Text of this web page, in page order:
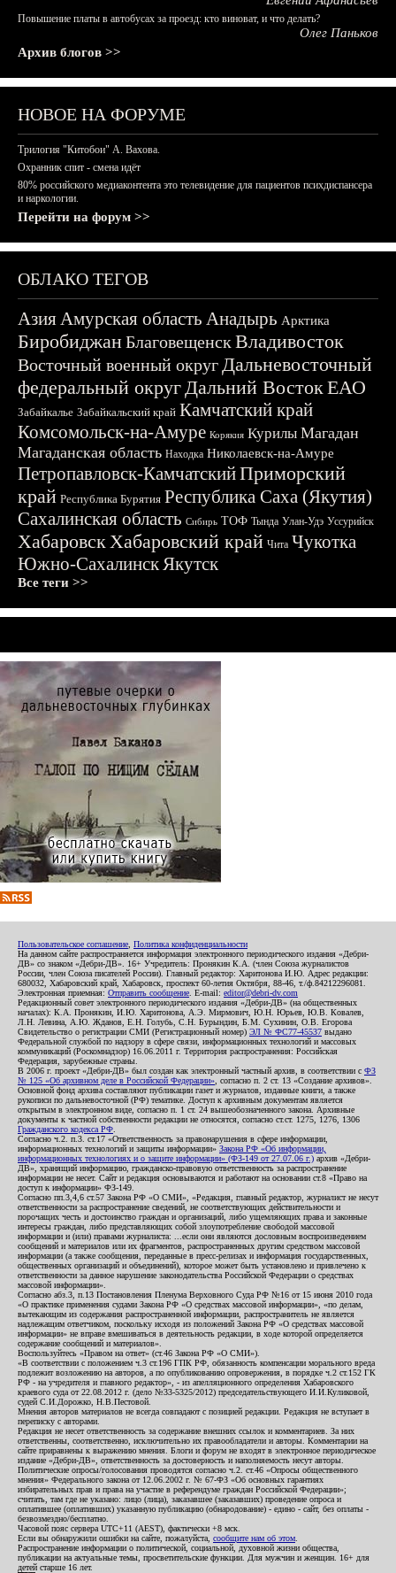
Повышение платы в автобусах за проезд: кто виноват, и что делать?
Олег Паньков
Архив блогов >>
НОВОЕ НА ФОРУМЕ
Трилогия "Китобои" А. Вахова.
Охранник спит - смена идёт
80% российского медиаконтента это телевидение для пациентов психдиспансера
и наркологии.
Перейти на форум >>
ОБЛАКО ТЕГОВ
АзияАмурская область Анадырь Арктика
БиробиджанБлаговещенскВладивосток
Восточный военный округДальневосточный
федеральный округДальний ВостокЕАО
Забайкалье Забайкальский край Камчатский край
Комсомольск-на-Амуре Корякия Курилы Магадан
Магаданская область Находка Николаевск-на-Амуре
Петропавловск-КамчатскийПриморский
край Республика Бурятия Республика Саха (Якутия)
Сахалинская область Сибирь ТОФ Тында Улан-Удэ Уссурийск
ХабаровскХабаровский край Чита Чукотка
Южно-СахалинскЯкутск
Все теги >>
Пользовательское соглашение Политика конфиденциальности
На данном сайте распространяется информация электронного периодического издания «Дебри-
ДВ» со знаком «Дебри-ДВ». 16+ Учредитель: Пронякин К.А. (член Союза журналистов
России, член Союза писателей России). Главный редактор: Харитонова И.Ю. Адрес редакции:
680032, Хабаровский край, Хабаровск, проспект 60-летия Октября, 88-46, т./ф.84212296081.
Электронная приемная: Отправить сообщение . E-mail: editor@debri-dv.com
Редакционный совет электронного периодического издания «Дебри-ДВ» (на общественных
началах): К.А. Пронякин, И.Ю. Харитонова, А.Э. Мирмович, Ю.Н. Юрьев, Ю.В. Ковалев,
Л.Н. Левина, А.Ю. Жданов, Е.Н. Голубь, С.Н. Бурындин, Б.М. Сухинин, О.В. Егорова
Свидетельство о регистрации СМИ (Регистрационный номер) ЭЛ № ФС77-45537 выдано
Федеральной службой по надзору в сфере связи, информационных технологий и массовых
коммуникаций (Роскомнадзор) 16.06.2011 г. Территория распространения: Российская
Федерация, зарубежные страны.
В 2006 г. проект «Дебри-ДВ» был создан как электронный частный архив, в соответствии с ФЗ
№ 125 «Об архивном деле в Российской Федерации» , согласно п. 2 ст. 13 «Создание архивов».
Основной фонд архива составляют публикации газет и журналов, изданные книги, а также
рукописи по дальневосточной (РФ) тематике. Доступ к архивным документам является
открытым в электронном виде, согласно п. 1 ст. 24 вышеобозначенного закона. Архивные
документы к частной собственности редакции не относятся, согласно ст.ст. 1275, 1276, 1306
Гражданского кодекса РФ
Согласно ч.2. п.3. ст.17 «Ответственность за правонарушения в сфере информации,
информационных технологий и защиты информации» Закона РФ «Об информации,
информационных технологиях и о защите информации» (ФЗ-149 от 27.07.06 г.) архив «Дебри-
ДВ», хранящий информацию, гражданско-правовую ответственность за распространение
информации не несет. Сайт и редакция основываются и работают на основании ст.8 «Право на
доступ к информации» ФЗ-149.
Согласно пп.3,4,6 ст.57 Закона РФ «О СМИ», «Редакция, главный редактор, журналист не несут
ответственности за распространение сведений, не соответствующих действительности и
порочащих честь и достоинство граждан и организаций, либо ущемляющих права и законные
интересы граждан, либо представляющих собой злоупотребление свободой массовой
информации и (или) правами журналиста: ...если они являются дословным воспроизведением
сообщений и материалов или их фрагментов, распространенных другим средством массовой
информации (а также сообщения, переданные в пресс-релизах и информация государственных,
общественных организаций и объединений), которое может быть установлено и привлечено к
ответственности за данное нарушение законодательства Российской Федерации о средствах
массовой информации».
Согласно абз.3, п.13 Постановления Пленума Верховного Суда РФ №16 от 15 июня 2010 года
«О практике применения судами Закона РФ «О средствах массовой информации», «по делам,
вытекающим из содержания распространенной информации, распространитель не является
надлежащим ответчиком, поскольку исходя из положений Закона РФ «О средствах массовой
информации» не вправе вмешиваться в деятельность редакции, в ходе которой определяется
содержание сообщений и материалов».
Воспользуйтесь «Правом на ответ» (ст.46 Закона РФ «О СМИ»).
«В соответствии с положением ч.3 ст.196 ГПК РФ, обязанность компенсации морального вреда
подлежит возложению на авторов, а по опубликованию опровержения, в порядке ч.2 ст.152 ГК
РФ - на учредителя и главного редактор», - из апелляционного определения Хабаровского
краевого суда от 22.08.2012 г. (дело №33-5325/2012) председательствующего И.И.Куликовой,
судей С.И.Дорожко, Н.В.Пестовой.
Мнения авторов материалов не всегда совпадают с позицией редакции. Редакция не вступает в
переписку с авторами.
Редакция не несет ответственность за содержание внешних ссылок и комментариев. За них
ответственны, соответственно, исключительно их правообладатели и авторы. Комментарии на
сайте приравнены к выражению мнения. Блоги и форум не входят в электронное периодическое
издание «Дебри-ДВ», ответственность за достоверность и наполняемость несут авторы.
Политические опросы/голосования проводятся согласно ч.2. ст.46 «Опросы общественного
мнения» Федерального закона от 12.06.2002 г. № 67-ФЗ «Об основных гарантиях
избирательных прав и права на участие в референдуме граждан Российской Федерации»;
считать, там где не указано: лицо (лица), заказавшее (заказавших) проведение опроса и
оплатившее (оплативших) указанную публикацию (обнародование) - едино - сайт, без оплаты -
безвозмездно/бесплатно.
Часовой пояс сервера UTC+11 (AEST), фактически +8 мск.
Если вы обнаружили ошибки на сайте, пожалуйста, сообщите нам об этом
Распространение информации о политической, социальной, духовной жизни общества,
публикации на актуальные темы, просветительские функции. Для мужчин и женщин. 16+ для
детей старше 16 лет.